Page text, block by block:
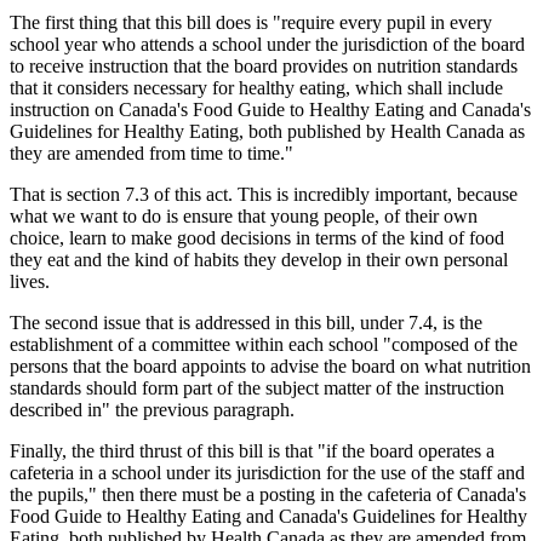
The first thing that this bill does is "require every pupil in every
school year who attends a school under the jurisdiction of the board
to receive instruction that the board provides on nutrition standards
that it considers necessary for healthy eating, which shall include
instruction on Canada's Food Guide to Healthy Eating and Canada's
Guidelines for Healthy Eating, both published by Health Canada as
they are amended from time to time."
That is section 7.3 of this act. This is incredibly important, because
what we want to do is ensure that young people, of their own
choice, learn to make good decisions in terms of the kind of food
they eat and the kind of habits they develop in their own personal
lives.
The second issue that is addressed in this bill, under 7.4, is the
establishment of a committee within each school "composed of the
persons that the board appoints to advise the board on what nutrition
standards should form part of the subject matter of the instruction
described in" the previous paragraph.
Finally, the third thrust of this bill is that "if the board operates a
cafeteria in a school under its jurisdiction for the use of the staff and
the pupils," then there must be a posting in the cafeteria of Canada's
Food Guide to Healthy Eating and Canada's Guidelines for Healthy